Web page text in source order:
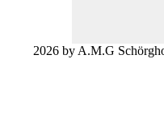
2026 by A.M.G